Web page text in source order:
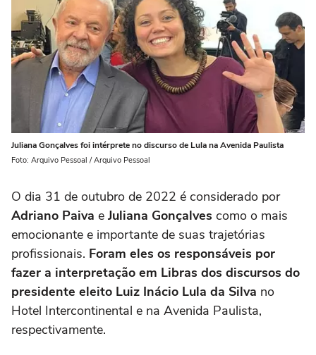
Juliana Gonçalves foi intérprete no discurso de Lula na Avenida Paulista
Foto: Arquivo Pessoal / Arquivo Pessoal
O dia 31 de outubro de 2022 é considerado por
Adriano Paiva e Juliana Gonçalves como o mais
emocionante e importante de suas trajetórias
profissionais. Foram eles os responsáveis por
fazer a interpretação em Libras dos discursos do
presidente eleito Luiz Inácio Lula da Silva no
Hotel Intercontinental e na Avenida Paulista,
respectivamente.